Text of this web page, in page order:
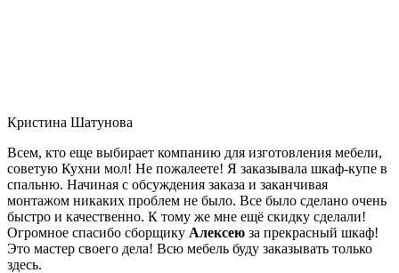
Кристина Шатунова
Всем, кто еще выбирает компанию для изготовления мебели,
советую Кухни мол! Не пожалеете! Я заказывала шкаф-купе в
спальню. Начиная с обсуждения заказа и заканчивая
монтажом никаких проблем не было. Все было сделано очень
быстро и качественно. К тому же мне ещё скидку сделали!
Огромное спасибо сборщику Алексею за прекрасный шкаф!
Это мастер своего дела! Всю мебель буду заказывать только
здесь.